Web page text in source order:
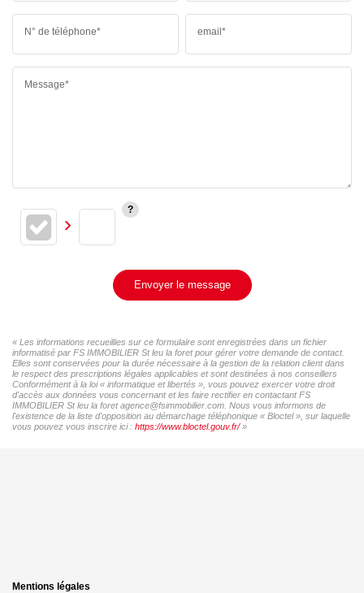
N° de téléphone* email*
Message*
Envoyer le message
« Les informations recueillies sur ce formulaire sont enregistrées dans un fichier
informatisé par FS IMMOBILIER St leu la foret pour gérer votre demande de contact.
Elles sont conservées pour la durée nécessaire à la gestion de la relation client dans
le respect des prescriptions légales applicables et sont destinées à nos conseillers
Conformément à la loi « informatique et libertés », vous pouvez exercer votre droit
d'accès aux données vous concernant et les faire rectifier en contactant FS
IMMOBILIER St leu la foret agence@fsimmobilier.com. Nous vous informons de
l'existence de la liste d'opposition au démarchage téléphonique « Bloctel », sur laquelle
vous pouvez vous inscrire ici : https://www.bloctel.gouv.fr/»
Mentions légales